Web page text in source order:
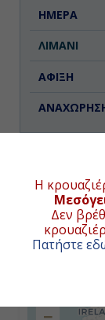
Η
Δεν
Πατήστε
ΧΑΡΤΗΣ
Συνολική